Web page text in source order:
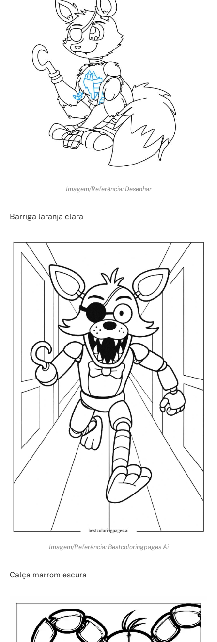
Imagem/Referência: Desenhar
Barriga laranja clara
Imagem/Referência: Bestcoloringpages Ai
Calça marrom escura